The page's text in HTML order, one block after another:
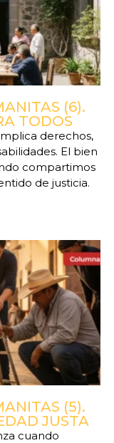
(6).
TODOS
derechos,
El bien
compartimos
de justicia.
(5).
JUSTA
cuando